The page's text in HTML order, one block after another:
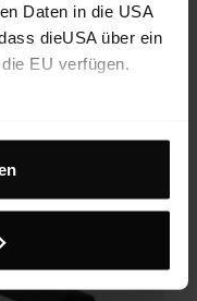
Daten in die USA
dieUSA über ein
EU verfügen.